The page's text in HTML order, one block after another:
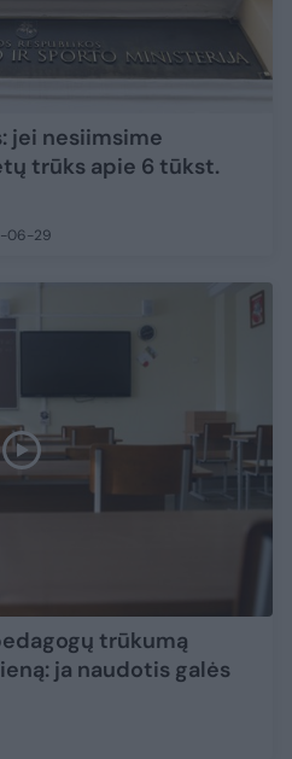
jei nesiimsime
trūks apie 6 tūkst.
06-29
trūkumą
ja naudotis galės